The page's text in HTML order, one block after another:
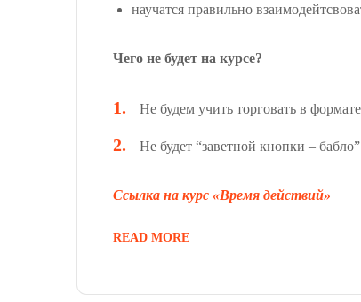
научатся правильно
Чего не будет на курсе?
Не будем учить торговать в
Не будет “заветной кнопки –
Ссылка на курс «Время действий»
READ MORE